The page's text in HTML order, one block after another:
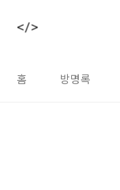
홈 방명록